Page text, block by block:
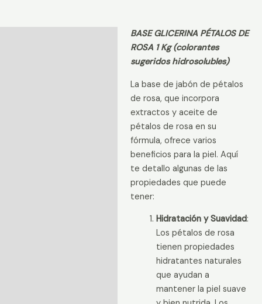
BASE GLICERINA PÉTALOS DE
ROSA 1 Kg (colorantes
sugeridos hidrosolubles)
La base de jabón de pétalos
de rosa, que incorpora
extractos y aceite de
pétalos de rosa en su
fórmula, ofrece varios
beneficios para la piel. Aquí
te detallo algunas de las
propiedades que puede
tener:
Hidratación y Suavidad:
Los pétalos de rosa
tienen propiedades
hidratantes naturales
que ayudan a
mantener la piel suave